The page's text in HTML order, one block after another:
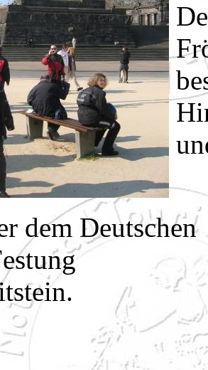
dem Deutschen